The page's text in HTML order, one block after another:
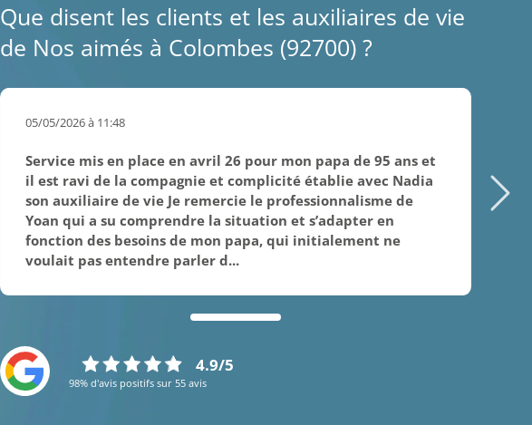
Que disent les clients et les auxiliaires de vie
de Nos aimés à Colombes (92700) ?
05/05/2026 à 11:48
Service mis en place en avril 26 pour mon papa de 95 ans et
il est ravi de la compagnie et complicité établie avec Nadia
son auxiliaire de vie Je remercie le professionnalisme de
Yoan qui a su comprendre la situation et s’adapter en
fonction des besoins de mon papa, qui initialement ne
voulait pas entendre parler d...
4.9/5
98% d'avis positifs sur 55 avis